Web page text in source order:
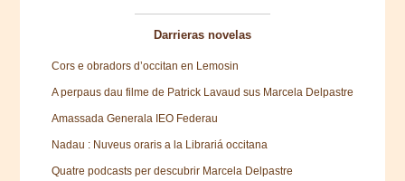
Darrieras novelas
Cors e obradors d’occitan en Lemosin
A perpaus dau filme de Patrick Lavaud sus Marcela Delpastre
Amassada Generala IEO Federau
Nadau : Nuveus oraris a la Librariá occitana
Quatre podcasts per descubrir Marcela Delpastre